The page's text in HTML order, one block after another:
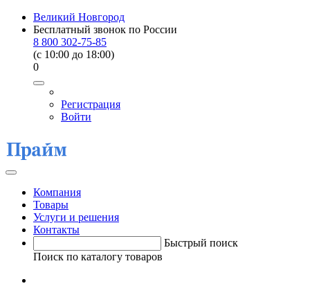
Великий Новгород
Бесплатный звонок по России
8 800 302-75-85
(c 10:00 до 18:00)
0
Регистрация
Войти
Компания
Товары
Услуги и решения
Контакты
Быстрый поиск
Поиск по каталогу товаров